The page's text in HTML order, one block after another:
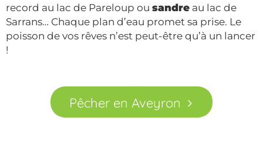
record au lac de Pareloup ou sandre au lac de
Sarrans… Chaque plan d’eau promet sa prise. Le
poisson de vos rêves n’est peut-être qu’à un lancer
!
Pêcher en Aveyron